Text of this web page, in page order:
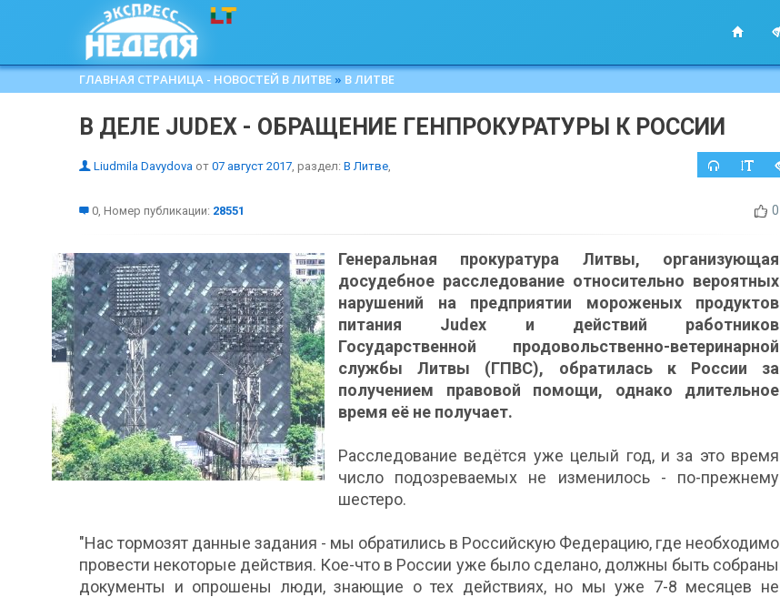
ГЛАВНАЯ СТРАНИЦА - НОВОСТЕЙ В ЛИТВЕ » В ЛИТВЕ
В ДЕЛЕ JUDEX - ОБРАЩЕНИЕ ГЕНПРОКУРАТУРЫ К РОССИИ
Liudmila Davydova от 07 август 2017, раздел: В Литве,
0, Номер публикации: 28551 0
Генеральная прокуратура Литвы, организующая
досудебное расследование относительно вероятных
нарушений на предприятии мороженых продуктов
питания Judex и действий работников
Государственной продовольственно-ветеринарной
службы Литвы (ГПВС), обратилась к России за
получением правовой помощи, однако длительное
время её не получает.
Расследование ведётся уже целый год, и за это время
число подозреваемых не изменилось - по-прежнему
шестеро.
"Нас тормозят данные задания - мы обратились в Российскую Федерацию, где необходимо
провести некоторые действия. Кое-что в России уже было сделано, должны быть собраны
документы и опрошены люди, знающие о тех действиях, но мы уже 7-8 месяцев не